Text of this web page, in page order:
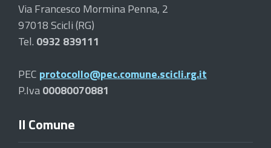
Via Francesco Mormina Penna, 2
97018 Scicli (RG)
Tel. 0932 839111
PEC protocollo@pec.comune.scicli.rg.it
P.Iva00080070881
Il Comune